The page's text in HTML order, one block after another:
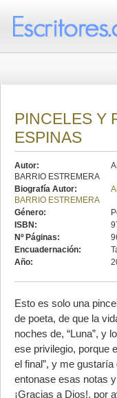
PINCELES Y
ESPINAS
Autor:
BARRIO ESTREMERA
Biografía Autor:
BARRIO ESTREMERA
Género:
ISBN:
Nº Páginas:
Encuadernación:
Año:
Esto es solo una
de poeta, de que la
noches de, “Luna”, y
ese privilegio, porque
el final”, y me
entonase esas notas
¡Gracias a Dios!, por